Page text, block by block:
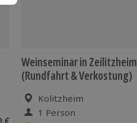
Weinseminar in Zeilitzheim
(Rundfahrt & Verkostung)
Kolitzheim
1 Person